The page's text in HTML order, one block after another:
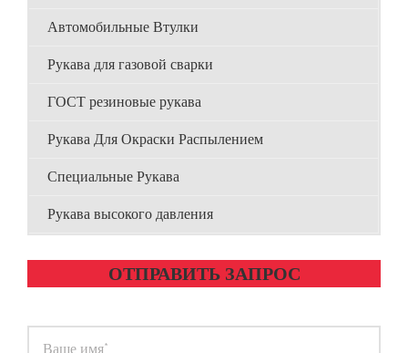
Автомобильные Втулки
Рукава для газовой сварки
ГОСТ резиновые рукава
Рукава Для Окраски Распылением
Специальные Рукава
Рукава высокого давления
ОТПРАВИТЬ ЗАПРОС